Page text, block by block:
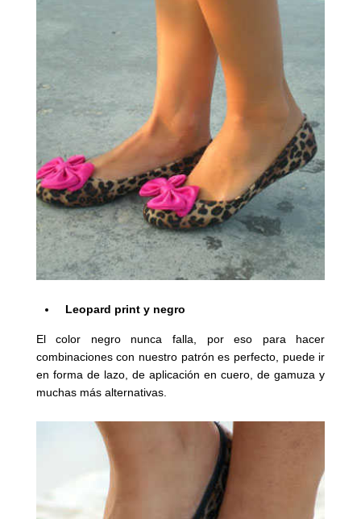
Leopard print y negro
El color negro nunca falla, por eso para hacer
combinaciones con nuestro patrón es perfecto, puede ir
en forma de lazo, de aplicación en cuero, de gamuza y
muchas más alternativas.